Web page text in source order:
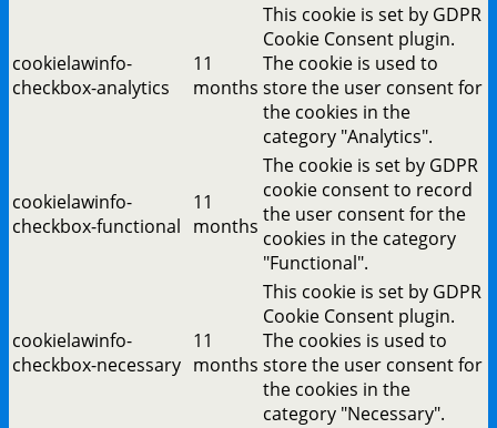
cookielawinfo-
checkbox-analytics
11
months
This cookie is set by GDPR
Cookie Consent plugin.
The cookie is used to
store the user consent for
the cookies in the
category "Analytics".
cookielawinfo-
checkbox-functional
11
months
The cookie is set by GDPR
cookie consent to record
the user consent for the
cookies in the category
"Functional".
cookielawinfo-
checkbox-necessary
11
months
This cookie is set by GDPR
Cookie Consent plugin.
The cookies is used to
store the user consent for
the cookies in the
category "Necessary".